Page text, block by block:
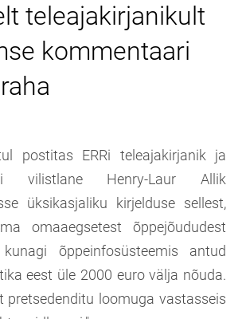
teleajakirjanikult
kommentaari
postitas ERRi teleajakirjanik ja
vilistlane Henry-Laur Allik
üksikasjaliku kirjelduse sellest,
omaaegsetest õppejõududest
õppeinfosüsteemis antud
eest üle 2000 euro välja nõuda.
pretsedenditu loomuga vastasseis